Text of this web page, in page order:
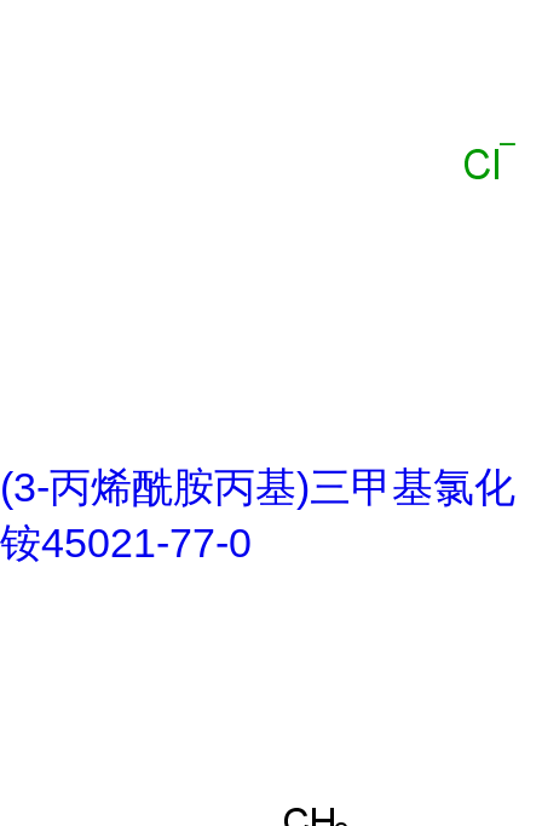
(3-丙烯酰胺丙基)三甲基氯化
铵45021-77-0